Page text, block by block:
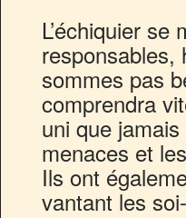
L’échiquier
responsables,
sommes pas
comprendra
uni que
menaces et
Ils ont
vantant les